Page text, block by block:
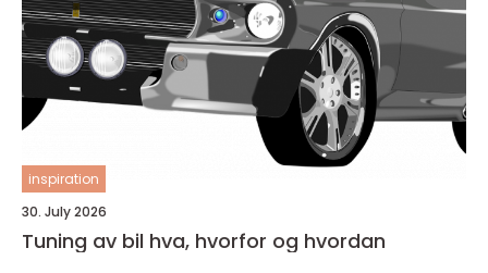
inspiration
30. July 2026
Tuning av bil hva, hvorfor og hvordan